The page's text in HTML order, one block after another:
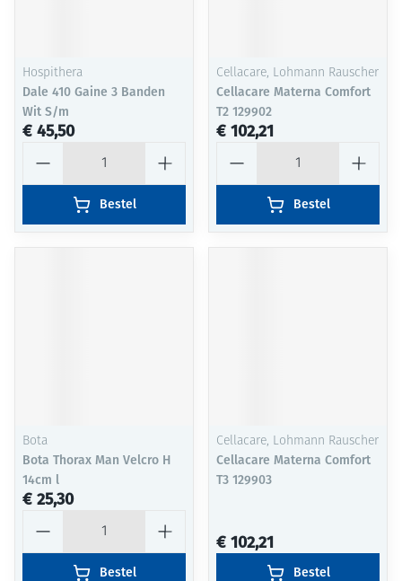
Hospithera
Dale 410 Gaine 3 Banden
Wit S/m
€ 45,50
Bestel
Cellacare, Lohmann Rauscher
Cellacare Materna Comfort
T2 129902
€ 102,21
Bestel
Bota
Bota Thorax Man Velcro H
14cm l
€ 25,30
Bestel
Cellacare, Lohmann Rauscher
Cellacare Materna Comfort
T3 129903
€ 102,21
Bestel